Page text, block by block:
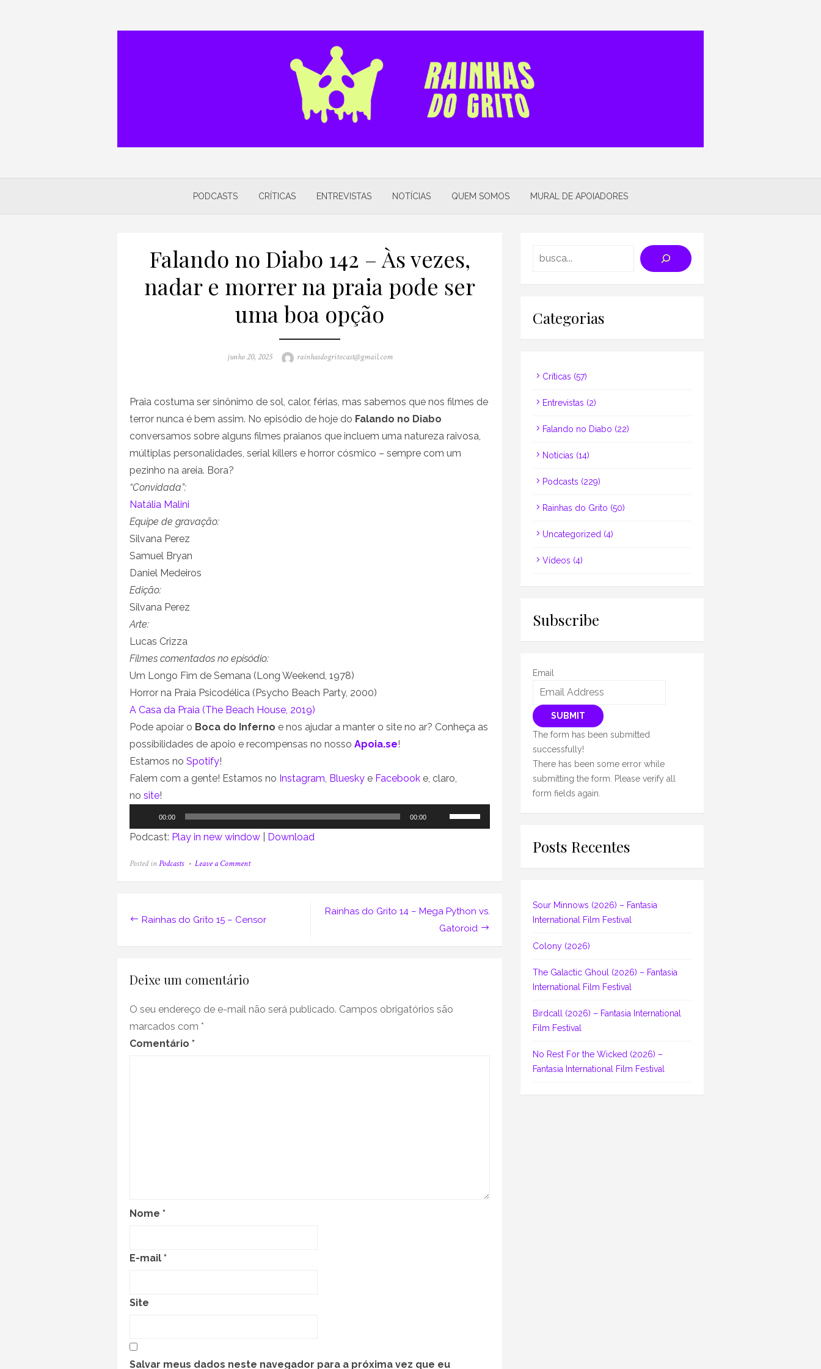
PODCASTS CRÍTICAS ENTREVISTAS NOTÍCIAS QUEM SOMOS MURAL DE APOIADORES
Falando no Diabo 142 – Às vezes,
nadar e morrer na praia pode ser
uma boa opção
Posted
junho 20, 2025 Author
rainhasdogritocast@gmail.com
Praia costuma ser sinônimo de sol, calor, férias, mas sabemos que nos filmes de
terror nunca é bem assim. No episódio de hoje do Falando no Diabo
conversamos sobre alguns filmes praianos que incluem uma natureza raivosa,
múltiplas personalidades, serial killers e horror cósmico – sempre com um
pezinho na areia. Bora?
“Convidada”:
Natália Malini
Equipe de gravação:
Silvana Perez
Samuel Bryan
Daniel Medeiros
Edição:
Silvana Perez
Arte:
Lucas Crizza
Filmes comentados no episódio:
Um Longo Fim de Semana (Long Weekend, 1978)
Horror na Praia Psicodélica (Psycho Beach Party, 2000)
A Casa da Praia (The Beach House, 2019)
Pode apoiar o Boca do Inferno e nos ajudar a manter o site no ar? Conheça as
possibilidades de apoio e recompensas no nosso Apoia.se!
Estamos no Spotify!
Falem com a gente! Estamos no Instagram Bluesky e Facebook e, claro,
no site!
de
00:00 00:00
Use
as
para
baixo
Podcast: Play in new window Download
Posted in Podcasts Leave a Commenton
Às
ser
Navegação
Rainhas do Grito 14 – Mega Python vs.
Gatoroid
Rainhas do Grito 15 – Censor
Deixe um comentário
O seu endereço de e-mail não será publicado. Campos obrigatórios são
marcados com *
Comentário *
Nome *
E-mail *
Site
Salvar meus dados neste navegador para a próxima vez que eu
Categorias
Críticas (57)
Entrevistas (2)
Falando no Diabo (22)
Notícias (14)
Podcasts (229)
Rainhas do Grito (50)
Uncategorized (4)
Vídeos (4)
Subscribe
Email
SUBMIT
The form has been submitted
successfully!
There has been some error while
submitting the form. Please verify all
form fields again.
Posts Recentes
Sour Minnows (2026) – Fantasia
International Film Festival
Colony (2026)
The Galactic Ghoul (2026) – Fantasia
International Film Festival
Birdcall (2026) – Fantasia International
Film Festival
No Rest For the Wicked (2026) –
Fantasia International Film Festival